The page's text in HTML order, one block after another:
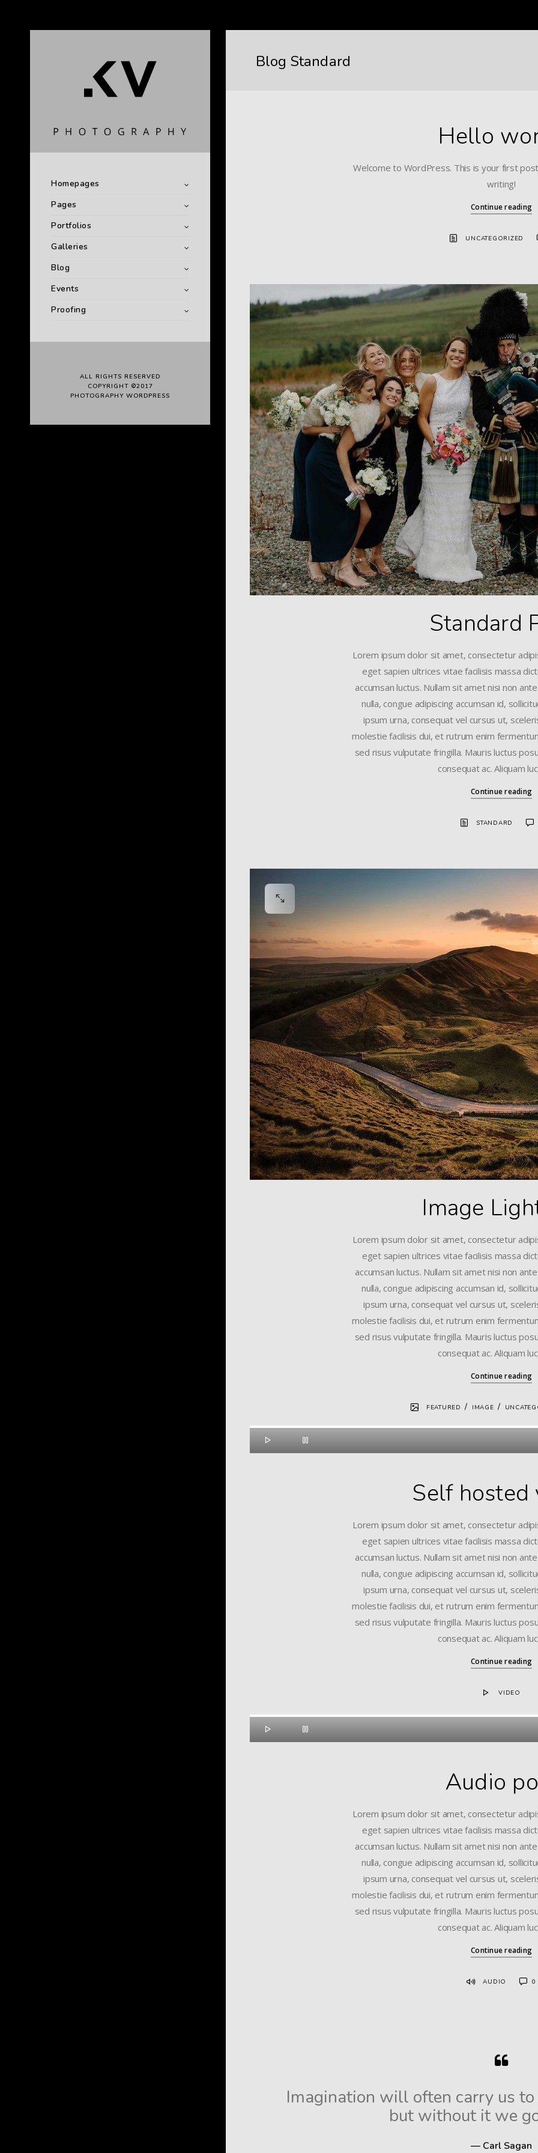
Homepages
Pages
Portfolios
Galleries
Blog
Events
Proofing
ALL RIGHTS RESERVED
COPYRIGHT ©2017
PHOTOGRAPHY WORDPRESS
Blog Standard
Hello
Welcome to WordPress. This is your first
writing!
Continue reading
UNCATEGORIZED
Standard
Lorem ipsum dolor sit amet, consectetur
eget sapien ultrices vitae facilisis massa
accumsan luctus. Nullam sit amet nisi non
nulla, congue adipiscing accumsan id,
ipsum urna, consequat vel cursus ut,
molestie facilisis dui, et rutrum enim
sed risus vulputate fringilla. Mauris luctus
consequat ac. Aliquam
Continue reading
STANDARD
Image
Lorem ipsum dolor sit amet, consectetur
eget sapien ultrices vitae facilisis massa
accumsan luctus. Nullam sit amet nisi non
nulla, congue adipiscing accumsan id,
ipsum urna, consequat vel cursus ut,
molestie facilisis dui, et rutrum enim
sed risus vulputate fringilla. Mauris luctus
consequat ac. Aliquam
Continue reading
FEATURED / IMAGE /
Self hosted
Lorem ipsum dolor sit amet, consectetur
eget sapien ultrices vitae facilisis massa
accumsan luctus. Nullam sit amet nisi non
nulla, congue adipiscing accumsan id,
ipsum urna, consequat vel cursus ut,
molestie facilisis dui, et rutrum enim
sed risus vulputate fringilla. Mauris luctus
consequat ac. Aliquam
Continue reading
VIDEO
Audio
Lorem ipsum dolor sit amet, consectetur
eget sapien ultrices vitae facilisis massa
accumsan luctus. Nullam sit amet nisi non
nulla, congue adipiscing accumsan id,
ipsum urna, consequat vel cursus ut,
molestie facilisis dui, et rutrum enim
sed risus vulputate fringilla. Mauris luctus
consequat ac. Aliquam
Continue reading
AUDIO 0
Imagination will often carry us
but without it we
— Carl Sagan